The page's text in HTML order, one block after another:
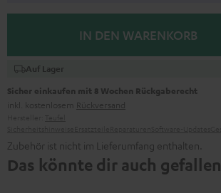
IN DEN WARENKORB
Auf Lager
Sicher einkaufen mit 8 Wochen Rückgaberecht
inkl. kostenlosem Rückversand
Zubehör ist nicht im Lieferumfang enthalten.
Das könnte dir auch gefallen